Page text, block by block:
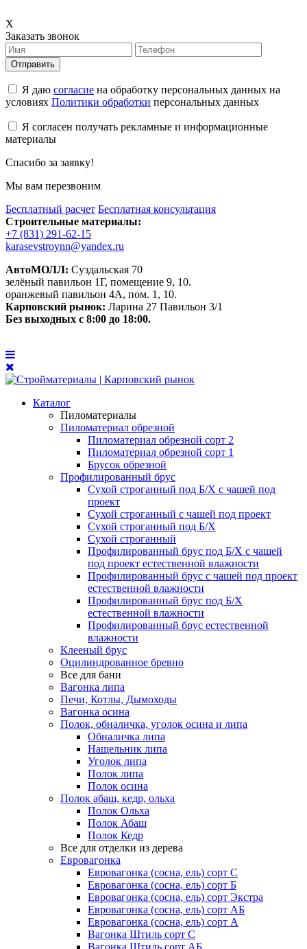
X
Заказать звонок
Отправить
Я даю согласие на обработку персональных данных на
условиях Политики обработки персональных данных
Я согласен получать рекламные и информационные
материалы
Спасибо за заявку!
Мы вам перезвоним
Бесплатный расчет Бесплатная консультация
Строительные материалы:
+7 (831) 291-62-15
karasevstroynn@yandex.ru
АвтоМОЛЛ: Суздальская 70
зелёный павильон 1Г, помещение 9, 10.
оранжевый павильон 4А, пом. 1, 10.
Карповский рынок: Ларина 27 Павильон 3/1
Без выходных с 8:00 до 18:00.
Каталог
Пиломатериалы
Пиломатериал обрезной
Пиломатериал обрезной сорт 2
Пиломатериал обрезной сорт 1
Брусок обрезной
Профилированный брус
Сухой строганный под Б/Х с чашей под
проект
Сухой строганный с чашей под проект
Сухой строганный под Б/Х
Сухой строганный
Профилированный брус под Б/Х с чашей
под проект естественной влажности
Профилированный брус с чашей под проект
естественной влажности
Профилированный брус под Б/Х
естественной влажности
Профилированный брус естественной
влажности
Клееный брус
Оцилиндрованное бревно
Все для бани
Вагонка липа
Печи, Котлы, Дымоходы
Вагонка осина
Полок, обналичка, уголок осина и липа
Обналичка липа
Нащельник липа
Уголок липа
Полок липа
Полок осина
Полок абаш, кедр, ольха
Полок Ольха
Полок Абаш
Полок Кедр
Все для отделки из дерева
Евровагонка
Евровагонка (сосна, ель) сорт С
Евровагонка (сосна, ель) сорт Б
Евровагонка (сосна, ель) сорт Экстра
Евровагонка (сосна, ель) сорт АБ
Евровагонка (сосна, ель) сорт А
Вагонка Штиль сорт С
Вагонка Штиль сорт АБ